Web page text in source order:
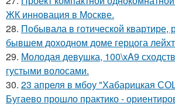
ЖК инновация в Москве.
28. Побывала в готической квартире,
бывшем доходном доме герцога
29. Молодая девушка, 100\xA9
густыми волосами.
30. 23 апреля в мбоу "Хабарицкая
Бугаево прошло практико -